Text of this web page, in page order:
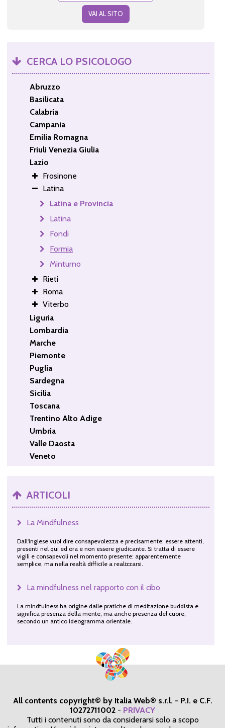
VAI AL SITO
CERCA LO PSICOLOGO
Abruzzo
Basilicata
Calabria
Campania
Emilia Romagna
Friuli Venezia Giulia
Lazio
Frosinone
Latina
Latina e Provincia
Latina
Fondi
Formia
Minturno
Rieti
Roma
Viterbo
Liguria
Lombardia
Marche
Piemonte
Puglia
Sardegna
Sicilia
Toscana
Trentino Alto Adige
Umbria
Valle Daosta
Veneto
ARTICOLI
La Mindfulness
Dall'inglese vuol dire consapevolezza e precisamente: essere attenti,
presenti nel qui ed ora e non essere giudicante. Si tratta di essere
vigili e consapevoli nel momento presente: apparentemente
semplice, ma nella realtà difficile a realizzarsi.
La mindfulness nel rapporto con il cibo
La mindfulness ha origine dalle pratiche di meditazione buddista e
significa presenza della mente, ma anche presenza del cuore,
secondo un antico ideogramma orientale.
All contents copyright© by Italia Web® s.r.l. - P.I. e C.F.
10272711002 - PRIVACY
Tutti i contenuti sono da considerarsi solo a scopo